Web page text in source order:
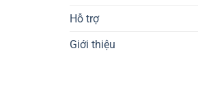
Hỗ trợ
Giới thiệu